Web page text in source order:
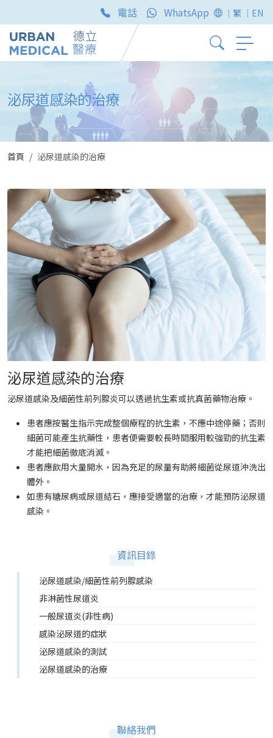
電話 WhatsApp ｜繁 ｜EN
泌尿道感染的治療
首頁 泌尿道感染的治療
泌尿道感染的治療
泌尿道感染及細菌性前列腺炎可以透過抗生素或抗真菌藥物治療。
患者應按醫生指示完成整個療程的抗生素，不應中途停藥；否則
細菌可能產生抗藥性，患者便需要較長時間服用較強勁的抗生素
才能把細菌徹底消滅。
患者應飲用大量開水，因為充足的尿量有助將細菌從尿道沖洗出
體外。
如患有糖尿病或尿道結石，應接受適當的治療，才能預防泌尿道
感染。
資訊目錄
泌尿道感染/細菌性前列腺感染
非淋菌性尿道炎
一般尿道炎(非性病)
感染泌尿道的症狀
泌尿道感染的測試
泌尿道感染的治療
聯絡我們